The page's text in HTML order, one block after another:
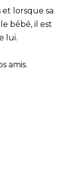
et lorsque sa
bébé, il est
lui.
amis.